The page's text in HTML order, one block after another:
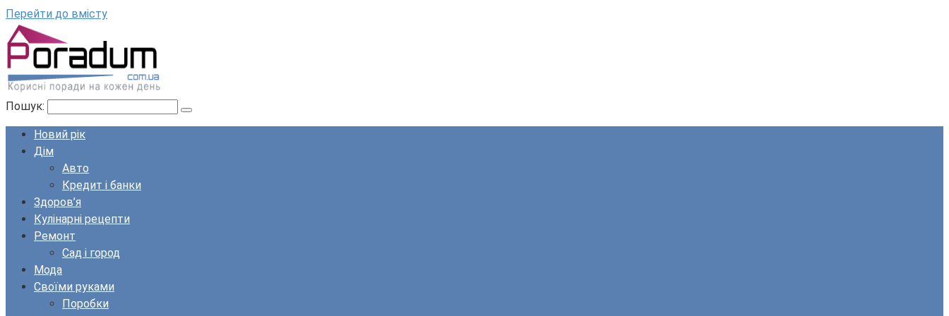
Перейти до вмісту
Пошук:
Новий рік
Дім
Авто
Кредит і банки
Здоров’я
Кулінарні рецепти
Ремонт
Сад і город
Мода
Своїми руками
Поробки